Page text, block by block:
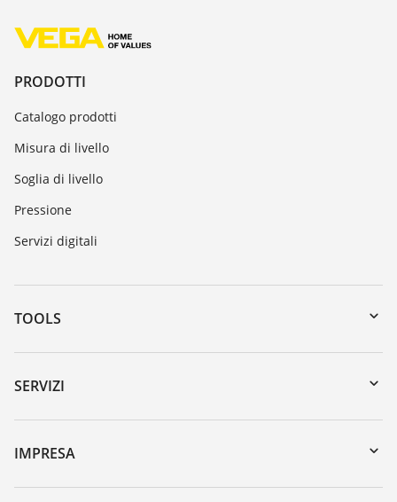
PRODOTTI
Catalogo prodotti
Misura di livello
Soglia di livello
Pressione
Servizi digitali
TOOLS
Downloads
Ricerca numero di serie
DTM Collection/PACTware
SERVIZI
Reso apparecchio
Seminari
IMPRESA
VEGA, l'azienda